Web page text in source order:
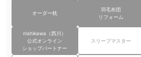
オーダー枕
羽毛布団
リフォーム
nishikawa（西川）
公式オンライン
ショップパートナー
スリープマスター